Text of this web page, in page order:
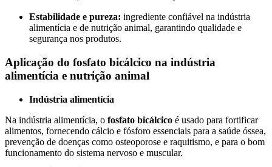
Estabilidade e pureza: ingrediente confiável na indústria
alimentícia e de nutrição animal, garantindo qualidade e
segurança nos produtos.
Aplicação do fosfato bicálcico na indústria
alimentícia e nutrição animal
Indústria alimentícia
Na indústria alimentícia, o fosfato bicálcico é usado para fortificar
alimentos, fornecendo cálcio e fósforo essenciais para a saúde óssea,
prevenção de doenças como osteoporose e raquitismo, e para o bom
funcionamento do sistema nervoso e muscular.